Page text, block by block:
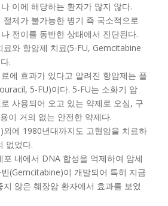
이에 해당하는 환자가 많지 않다.
제가 불가능한 병기 즉 국소적으로
전이를 동반한 상태에서 진단된다.
료와 항암제 치료(5-FU, Gemcitabine
.
에 효과가 있다고 알려진 항암제는 플
5-FU)이다. 5-FU는 소화기 암
사용되어 오고 있는 약제로 오심, 구
이 거의 없는 안전한 약제다.
외에 1980년대까지도 고형암을 치료하
없었다.
내에서 DNA 합성을 억제하여 암세
(Gemcitabine)이 개발되어 특히 지금
않은 췌장암 환자에서 효과를 보였